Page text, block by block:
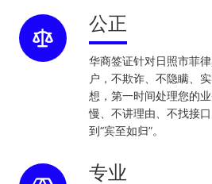
公正
华商签证针对日照市菲
户，不欺诈、不隐瞒、
想，第一时间处理您的
慢、不讲理由、不找接
到“宾至如归”。
专业